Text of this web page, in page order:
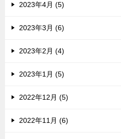
2023年4月 (5)
2023年3月 (6)
2023年2月 (4)
2023年1月 (5)
2022年12月 (5)
2022年11月 (6)